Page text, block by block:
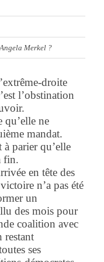
Merkel ?
droite
l’obstination
qu’elle ne
mandat.
parier qu’elle
fin.
en tête des
n’a pas été
un
des mois pour
coalition avec
restant
ses